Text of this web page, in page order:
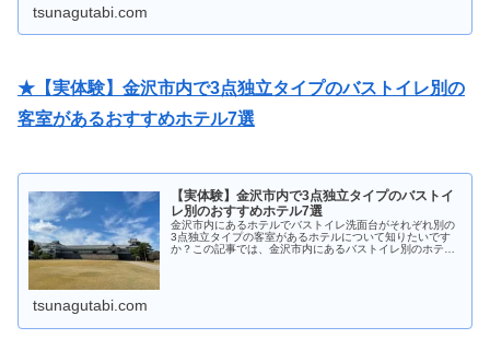
tsunagutabi.com
★【実体験】金沢市内で3点独立タイプのバストイレ別の
客室があるおすすめホテル7選
【実体験】金沢市内で3点独立タイプのバストイ
レ別のおすすめホテル7選
金沢市内にあるホテルでバストイレ洗面台がそれぞれ別の
3点独立タイプの客室があるホテルについて知りたいです
か？この記事では、金沢市内にあるバストイレ別のホテル
tsunagutabi.com